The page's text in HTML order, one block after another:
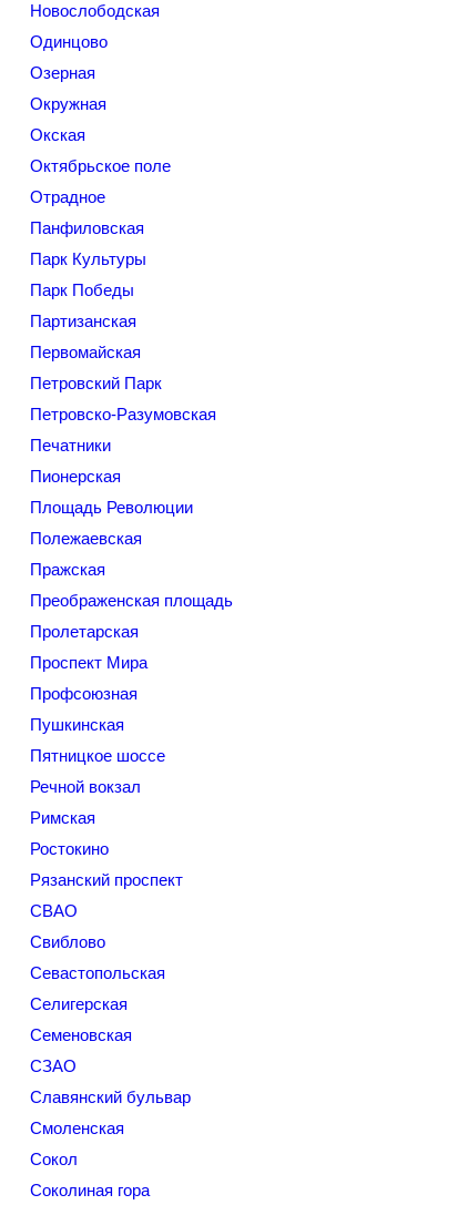
Новослободская
Одинцово
Озерная
Окружная
Окская
Октябрьское поле
Отрадное
Панфиловская
Парк Культуры
Парк Победы
Партизанская
Первомайская
Петровский Парк
Петровско-Разумовская
Печатники
Пионерская
Площадь Революции
Полежаевская
Пражская
Преображенская площадь
Пролетарская
Проспект Мира
Профсоюзная
Пушкинская
Пятницкое шоссе
Речной вокзал
Римская
Ростокино
Рязанский проспект
СВАО
Свиблово
Севастопольская
Селигерская
Семеновская
СЗАО
Славянский бульвар
Смоленская
Сокол
Соколиная гора